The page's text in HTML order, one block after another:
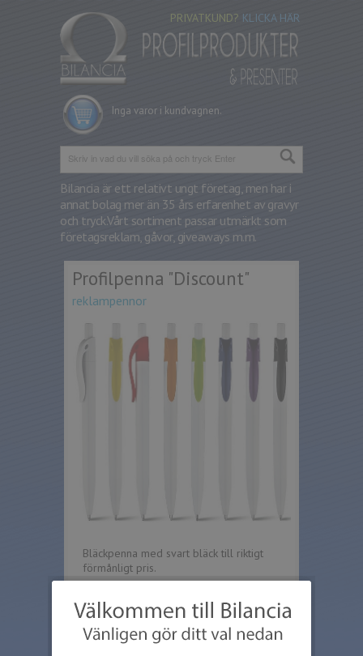
Inga varor i kundvagnen.
PRIVATKUND? KLICKA HÄR
Bilancia är ett relativt ungt företag, men har i
annat bolag mer än 35 års erfarenhet av gravyr
och tryck.Vårt sortiment passar utmärkt som
företagsreklam, gåvor, giveaways m.m.
Profilpenna "Discount"
reklampennor
Bläckpenna med svart bläck till riktigt
förmånligt pris.
möjlig vid roterande screentryck)
Tryckpriserna baseras på 1-färgs tryck